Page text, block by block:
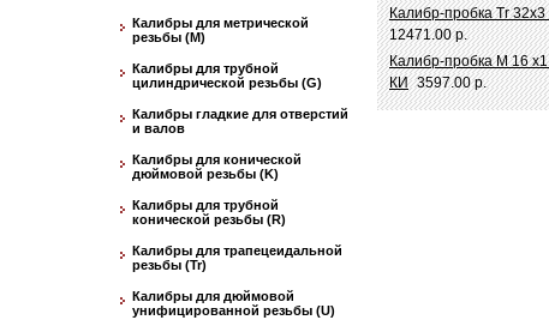
Калибры для метрической
резьбы (М)
Калибры для трубной
цилиндрической резьбы (G)
Калибры гладкие для отверстий
и валов
Калибры для конической
дюймовой резьбы (K)
Калибры для трубной
конической резьбы (R)
Калибры для трапецеидальной
резьбы (Tr)
Калибры для дюймовой
унифицированной резьбы (U)
Калибр-пробка Tr
12471.00 р.
Калибр-пробка М 16
КИ 3597.00 р.